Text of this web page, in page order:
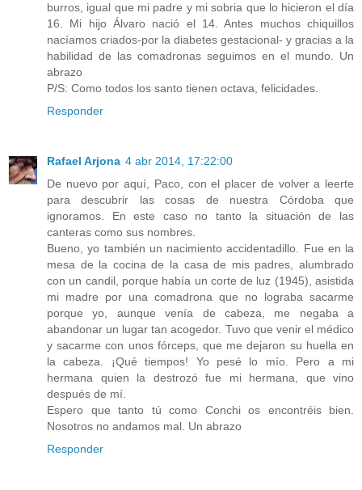
burros, igual que mi padre y mi sobria que lo hicieron el día
16. Mi hijo Álvaro nació el 14. Antes muchos chiquillos
nacíamos criados-por la diabetes gestacional- y gracias a la
habilidad de las comadronas seguimos en el mundo. Un
abrazo
P/S: Como todos los santo tienen octava, felicidades.
Responder
Rafael Arjona 4 abr 2014, 17:22:00
De nuevo por aquí, Paco, con el placer de volver a leerte
para descubrir las cosas de nuestra Córdoba que
ignoramos. En este caso no tanto la situación de las
canteras como sus nombres.
Bueno, yo también un nacimiento accidentadillo. Fue en la
mesa de la cocina de la casa de mis padres, alumbrado
con un candil, porque había un corte de luz (1945), asistida
mi madre por una comadrona que no lograba sacarme
porque yo, aunque venía de cabeza, me negaba a
abandonar un lugar tan acogedor. Tuvo que venir el médico
y sacarme con unos fórceps, que me dejaron su huella en
la cabeza. ¡Qué tiempos! Yo pesé lo mío. Pero a mi
hermana quien la destrozó fue mi hermana, que vino
después de mí.
Espero que tanto tú como Conchi os encontréis bien.
Nosotros no andamos mal. Un abrazo
Responder